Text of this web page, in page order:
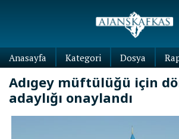
Anasayfa Kategori Dosya
Adıgey müftülüğü için
adaylığı onaylandı